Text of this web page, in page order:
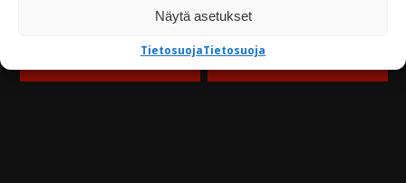
Näytä asetukset
TietosuojaTietosuoja
Varastossa